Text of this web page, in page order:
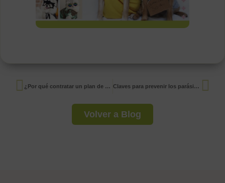
¿Por qué contratar un plan de salud para mi mascota? Claves para prevenir los parásitos en tu mascota
Volver a Blog